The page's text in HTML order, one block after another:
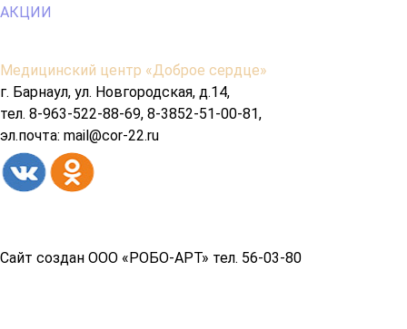
АКЦИИ
Содержимое
подвала
Медицинский центр «Доброе сердце»
г. Барнаул, ул. Новгородская, д.14,
тел. 8-963-522-88-69, 8-3852-51-00-81,
эл.почта: mail@cor-22.ru
Сайт создан ООО «РОБО-АРТ» тел. 56-03-80